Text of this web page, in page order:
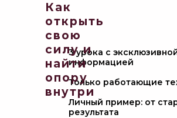
3 урока с
информацией
Только работающие
Личный пример: от
результата
Как
открыть
свою
силу и
найти
опору
внутри